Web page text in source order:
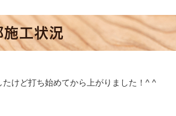
工状況
けど打ち始めてから上がりました！^ ^